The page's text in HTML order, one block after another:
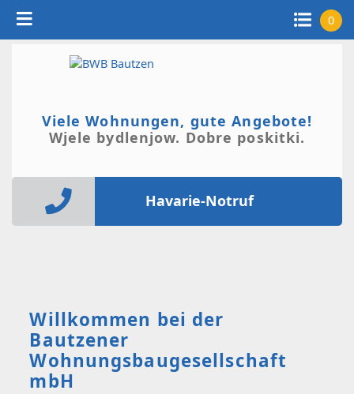
Viele Wohnungen, gute Angebote!
Wjele bydlenjow. Dobre poskitki.
Havarie-Notruf
0
Willkommen bei der
Bautzener
Wohnungsbaugesellschaft
mbH